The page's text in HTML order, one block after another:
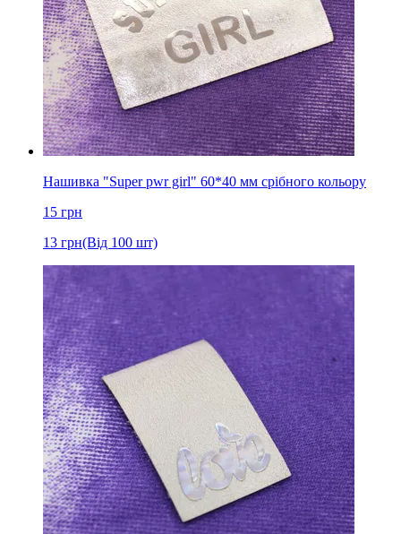
Нашивка "Super pwr girl" 60*40 мм срібного кольору
15 грн
13 грн(Від 100 шт)